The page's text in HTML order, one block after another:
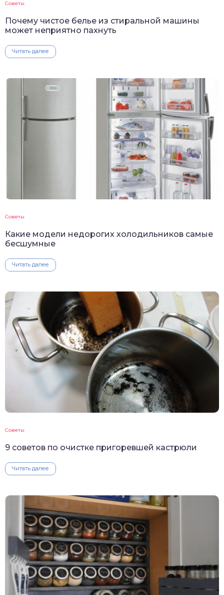
Советы
Почему чистое белье из стиральной машины
может неприятно пахнуть
Читать далее
Советы
Какие модели недорогих холодильников самые
бесшумные
Читать далее
Советы
9 советов по очистке пригоревшей кастрюли
Читать далее